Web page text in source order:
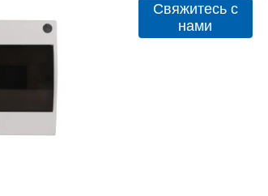
Свяжитесь с
нами